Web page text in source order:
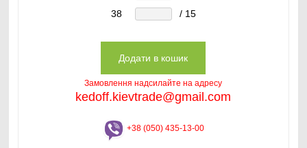
38
/ 15
Замовлення надсилайте на адресу
kedoff.kievtrade@gmail.com
+38 (050) 435-13-00